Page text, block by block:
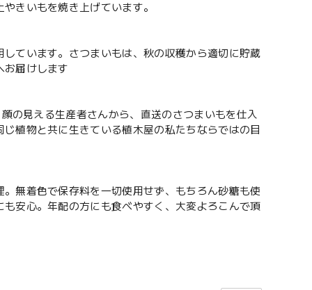
きいもを焼き上げています。
ています。さつまいもは、秋の収穫から適切に貯蔵
お届けします
の見える生産者さんから、直送のさつまいもを仕入
植物と共に生きている植木屋の私たちならではの目
無着色で保存料を一切使用せず、もちろん砂糖も使
安心。年配の方にも食べやすく、大変よろこんで頂